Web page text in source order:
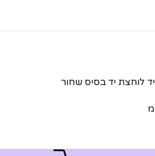
לוחצת יד בסיס שחור